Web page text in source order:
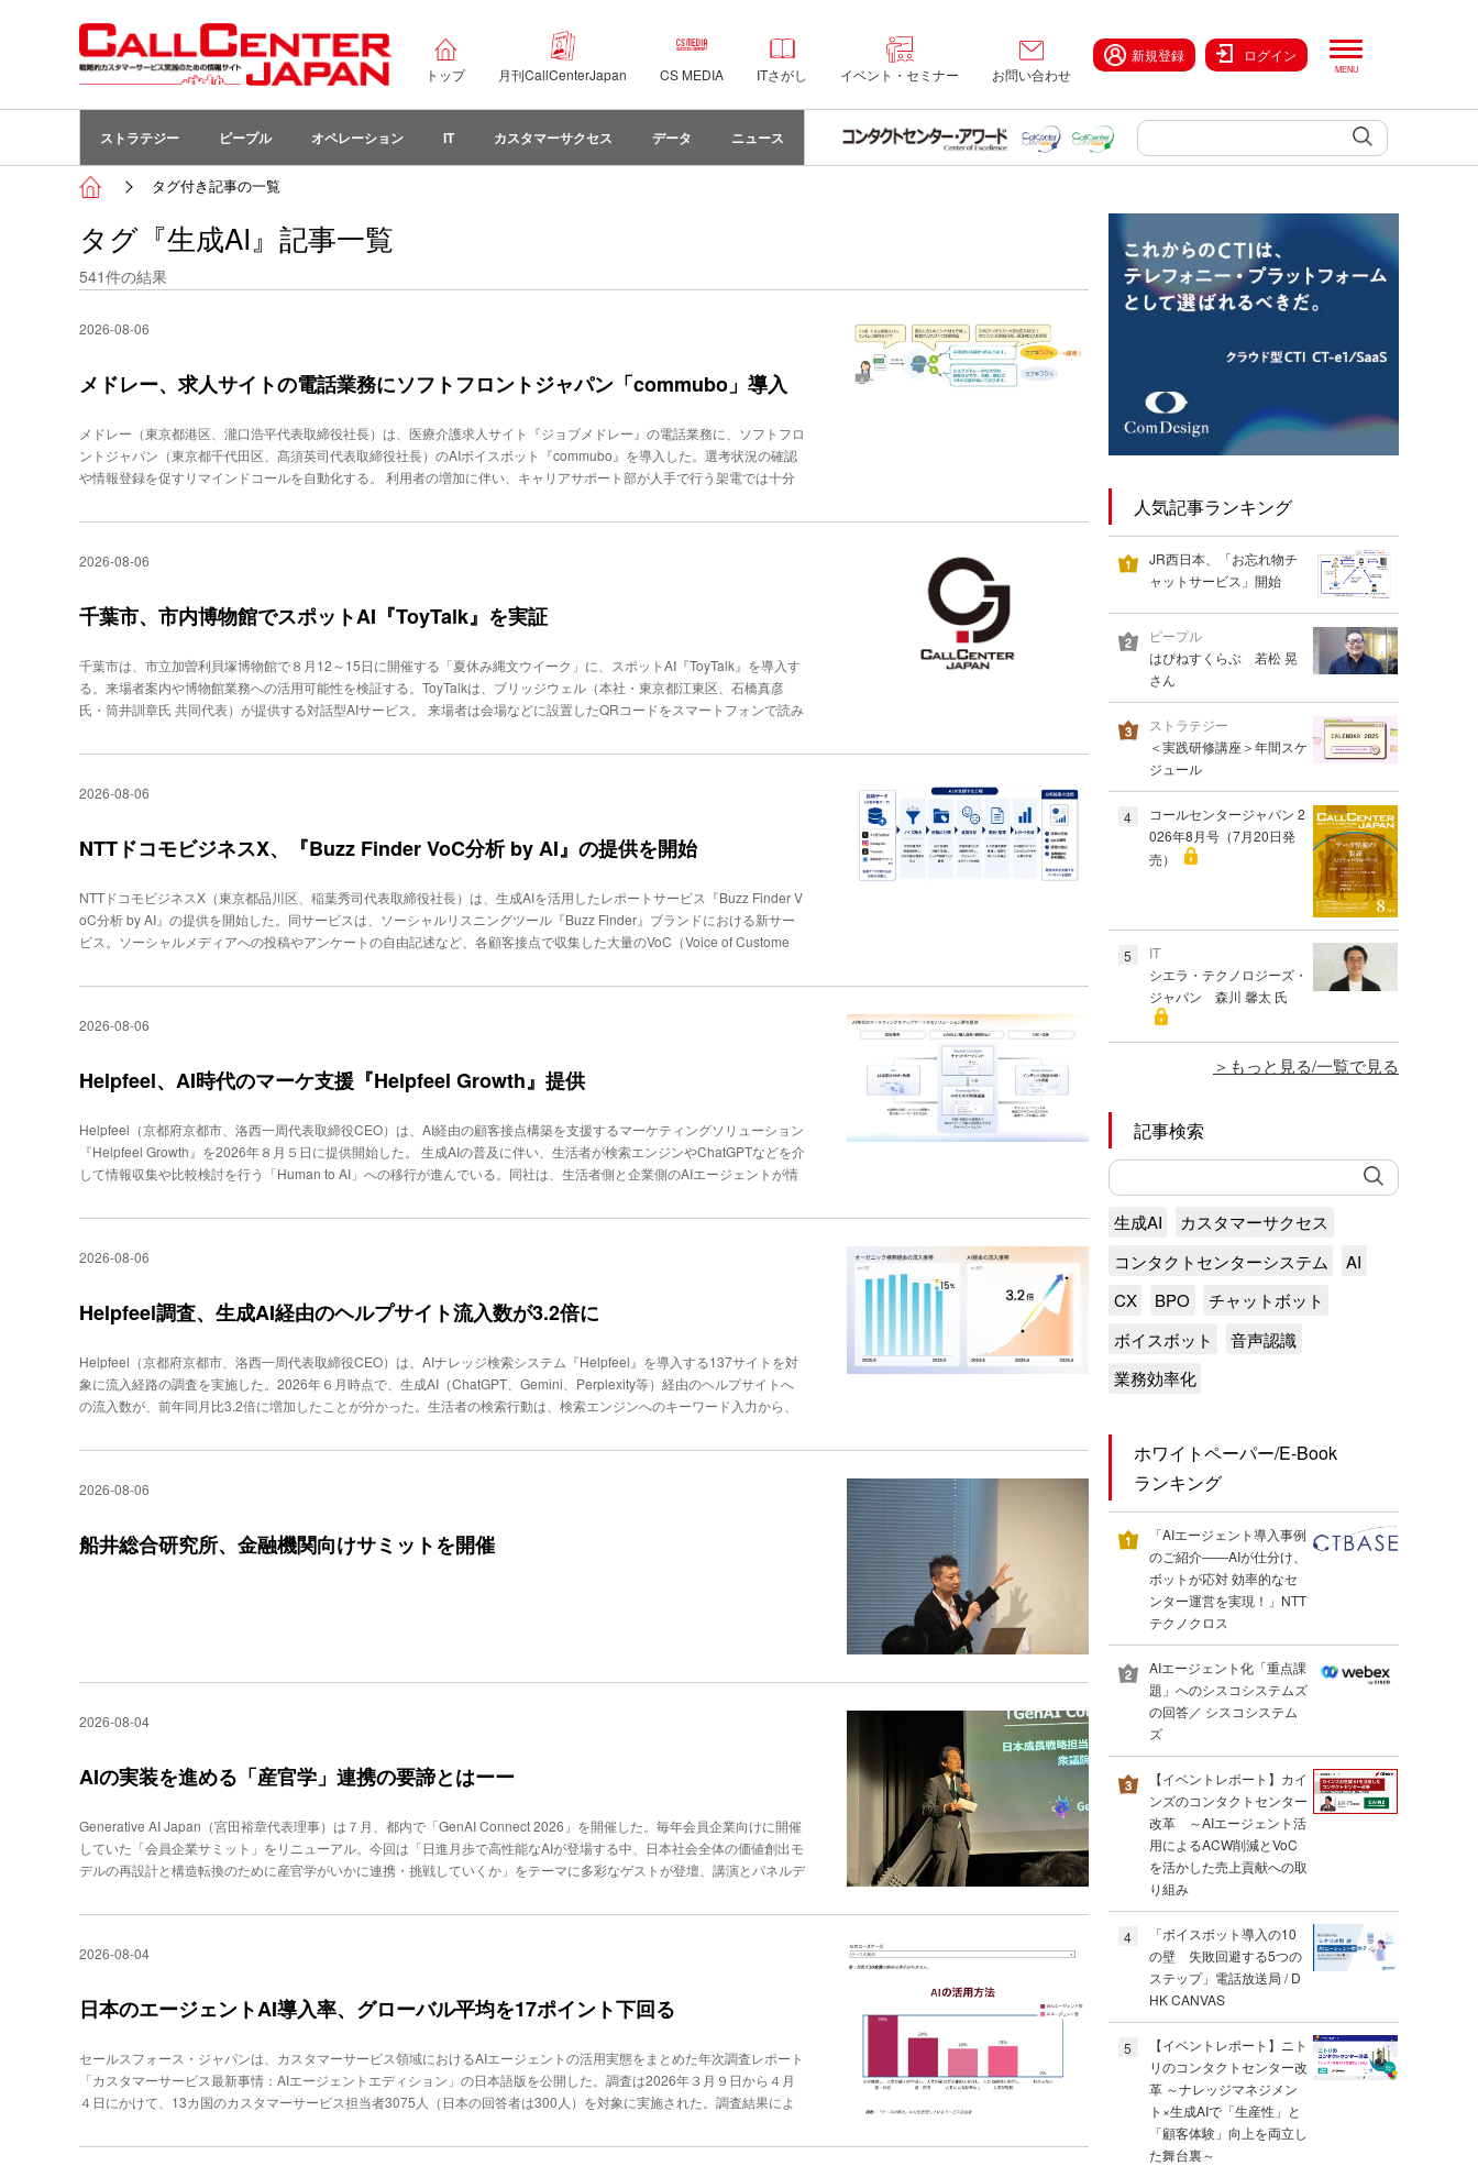
トップ 月刊CallCenterJapan CS MEDIA ITさがし イベント・セミナー お問い合わせ
新規登録 ログイン
ストラテジー ピープル オペレーション IT カスタマーサクセス データ ニュース
タグ付き記事の一覧
タグ『生成AI』記事一覧
541件の結果
2026-08-06
メドレー、求人サイトの電話業務にソフトフロントジャパン「commubo」導入
メドレー（東京都港区、瀧口浩平代表取締役社長）は、医療介護求人サイト『ジョブメドレー』の電話業務に、ソフトフロ
ントジャパン（東京都千代田区、髙須英司代表取締役社長）のAIボイスボット『commubo』を導入した。選考状況の確認
や情報登録を促すリマインドコールを自動化する。 利用者の増加に伴い、キャリアサポート部が人手で行う架電では十分
方への対応、シナリオ編集の自由度などを評価し、採用した。 導入後３カ月で３種類のリマインドコールを構築した。冒
ザーのアクション数は、有人対応時と比べて約７％増加。数時間を要していた架電業務も数十分に短縮した。今後は、複雑
2026-08-06
千葉市、市内博物館でスポットAI『ToyTalk』を実証
千葉市は、市立加曽利貝塚博物館で８月12～15日に開催する「夏休み縄文ウイーク」に、スポットAI『ToyTalk』を導入す
る。来場者案内や博物館業務への活用可能性を検証する。ToyTalkは、ブリッジウェル（本社・東京都江東区、石橋真彦
氏・筒井訓章氏 共同代表）が提供する対話型AIサービス。 来場者は会場などに設置したQRコードをスマートフォンで読み
開催時間、参加方法のほか、トイレや休憩所、授乳・おむつ替えスペース、交通アクセス、暑さ対策などを案内する。加曽
速に行うことや、学校団体、海外からの来館者など多様な利用者への対応を課題としていた。今回の実証を通じて、スタッ
す。
2026-08-06
NTTドコモビジネスX、『Buzz Finder VoC分析 by AI』の提供を開始
NTTドコモビジネスX（東京都品川区、稲葉秀司代表取締役社長）は、生成AIを活用したレポートサービス『Buzz Finder V
oC分析 by AI』の提供を開始した。同サービスは、ソーシャルリスニングツール『Buzz Finder』ブランドにおける新サー
ビス。ソーシャルメディアへの投稿やアンケートの自由記述など、各顧客接点で収集した大量のVoC（Voice of Custome
同社CXコンサルタントとデータサイエンティストによる利用企業の業務に合わせたAIのチューニングから、課題に応じた
活用シーンとして、ブランド・モニタリングや市場・競合動向の把握、キャンペーンをはじめとする施策の効果測定などを
記述データの解析などにも対象を広げる方針だ。
2026-08-06
Helpfeel、AI時代のマーケ支援『Helpfeel Growth』提供
Helpfeel（京都府京都市、洛西一周代表取締役CEO）は、AI経由の顧客接点構築を支援するマーケティングソリューション
『Helpfeel Growth』を2026年８月５日に提供開始した。 生成AIの普及に伴い、生活者が検索エンジンやChatGPTなどを介
して情報収集や比較検討を行う「Human to AI」への移行が進んでいる。同社は、生活者側と企業側のAIエージェントが情
業のWebサイトには、クリック数の獲得よりも、AIエージェントが正確に情報を読み取れる環境整備が求められるとしてい
し、購入前の疑問や不安をその場で解消する「エージェンティックコマース」、対話や検索から得た意図データを分析し購
「AIO（AI検索最適化）」の３サービスで構成する。Web接客で得た顧客の声をコンテンツ改善に生かし、その成果をAIO
へつなげる循環を生み出せる点を特徴とする。開発にあたっては、同社が900サイト以上（2026年４月時点）で培ってき
では、平和堂のクレジットカード申込者数が前年比1.9倍、ラッシュジャパンのラッピング用アイテム注文数が前年同期比
1.2倍に伸びたという。同社は今後、MCP（Model Context Protocol）などを活用し、企業のナレッジやCRM、EC、予約・
契約システムをAIエージェントと接続する取り組みを進める方針だ。
2026-08-06
Helpfeel調査、生成AI経由のヘルプサイト流入数が3.2倍に
Helpfeel（京都府京都市、洛西一周代表取締役CEO）は、AIナレッジ検索システム『Helpfeel』を導入する137サイトを対
象に流入経路の調査を実施した。2026年６月時点で、生成AI（ChatGPT、Gemini、Perplexity等）経由のヘルプサイトへ
の流入数が、前年同月比3.2倍に増加したことが分かった。生活者の検索行動は、検索エンジンへのキーワード入力から、
ロクリック」の増加が課題視されるなか、AIに理解・参照されやすい情報設計を整える必要性が高まっている。 調査は202
ック検索経由と生成AI経由の流入数の推移を分析した。その結果、オーガニック検索経由の流入は前年同月比15％減少し
かけに、より正確な情報を求める購買意欲の高い顧客が公式サイトへ直接訪れる新たな顧客接点の表れとみている。生成AI
に正しく参照されるには、網羅的な情報整備、質問を起点とした文脈の言語化、関連情報をリンクでつなぐネットワーク状
2026-08-06
船井総合研究所、金融機関向けサミットを開催
2026-08-04
AIの実装を進める「産官学」連携の要諦とはーー
Generative AI Japan（宮田裕章代表理事）は７月、都内で「GenAI Connect 2026」を開催した。毎年会員企業向けに開催
していた「会員企業サミット」をリニューアル。今回は「日進月歩で高性能なAIが登場する中、日本社会全体の価値創出モ
デルの再設計と構造転換のために産官学がいかに連携・挑戦していくか」をテーマに多彩なゲストが登壇、講演とパネルデ
府が打ち出した「日本成長戦略」について言及。「17の戦略分野の筆頭に位置するのがAI。全産業の基盤となる重要なア
みを活かしたフィジカルAIやバーティカルAIで優越性・不可欠性を獲得すること。世界的に高いシェアを持つ産業用ロボッ
長戦略担当大臣／スタートアップ担当大臣の城内 実氏重要視すべきは「ヒューマン・イン・ザ・リード」続く最初のパネ
ルディスカッションでは、「AI時代の構造転換をリードして、未来を切り拓く」と題して、自民党デジタル社会推進本部
省製造産業局金属課長の津脇慈子氏、Generative AI Japan代表理事で應義塾大学医学部 教授の宮田裕章氏が登壇した。左
から津脇慈子氏、平井卓也氏、宮田裕章氏まず、宮田氏がパネルディスカッションの核となる「３つの問い」ーー「AIを使
うときに、誰が目的を定め、責任を引き受けるのか」「「AIを断る権利から、断った後も生きられる道へ」「AIで生まれた
2026-08-04
日本のエージェントAI導入率、グローバル平均を17ポイント下回る
セールスフォース・ジャパンは、カスタマーサービス領域におけるAIエージェントの活用実態をまとめた年次調査レポート
「カスタマーサービス最新事情：AIエージェントエディション」の日本語版を公開した。調査は2026年３月９日から４月
４日にかけて、13カ国のカスタマーサービス担当者3075人（日本の回答者は300人）を対象に実施された。調査結果によ
入率は83％（グローバル78％）、予測AIは77％（グローバル71％）と、いずれも平均を上回っており、エージェントAIに
人気記事ランキング
JR西日本、「お忘れ物チ
ャットサービス」開始
ピープル
はぴねすくらぶ 若松 晃
さん
ストラテジー
＜実践研修講座＞年間スケ
ジュール
4
コールセンタージャパン 2
026年8月号（7月20日発
売）
5
IT
シエラ・テクノロジーズ・
ジャパン 森川 馨太 氏
もっと見る/一覧で見る
記事検索
生成AI
カスタマーサクセス
コンタクトセンターシステム
AI
CX
BPO
チャットボット
ボイスボット
音声認識
業務効率化
ホワイトペーパー/E-Book
ランキング
「AIエージェント導入事例
のご紹介――AIが仕分け、
ボットが応対 効率的なセ
ンター運営を実現！」NTT
テクノクロス
AIエージェント化「重点課
題」へのシスコシステムズ
の回答／ シスコシステム
ズ
【イベントレポート】カイ
ンズのコンタクトセンター
改革 ～AIエージェント活
用によるACW削減とVoC
を活かした売上貢献への取
り組み
4
「ボイスボット導入の10
の壁 失敗回避する5つの
ステップ」電話放送局 / D
HK CANVAS
5
【イベントレポート】ニト
リのコンタクトセンター改
革 ～ナレッジマネジメン
ト×生成AIで「生産性」と
「顧客体験」向上を両立し
た舞台裏～